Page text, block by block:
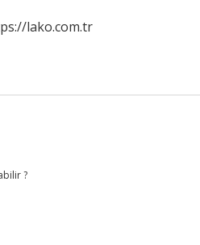
lako.com.tr
?